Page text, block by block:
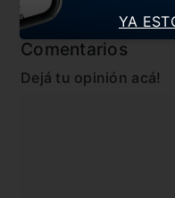
Comentarios
Dejá tu opinión acá!
YA